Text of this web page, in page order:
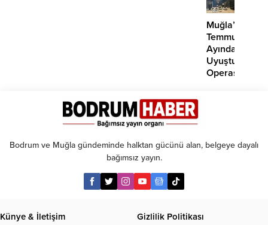
Muğla’da
Temmuz
Ayında
Uyuşturucu
Operasyonu:
Bodrum ve Muğla gündeminde halktan gücünü alan, belgeye dayalı
bağımsız yayın.
Künye & İletişim Gizlilik Politikası